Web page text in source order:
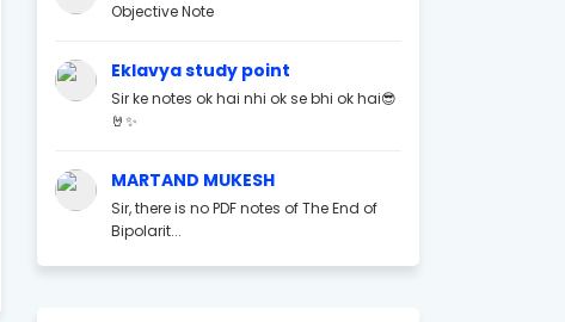
Objective Note
Eklavya study point
Sir ke notes ok hai nhi ok se bhi ok hai😎
🤘✨
MARTAND MUKESH
Sir, there is no PDF notes of The End of
Bipolarit...